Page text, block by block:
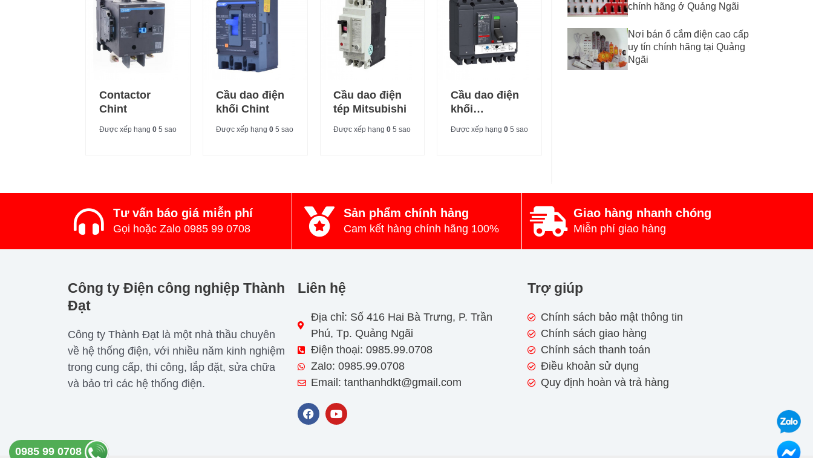
Contactor
Chint
Được xếp hạng 05 sao
Cầu dao điện
khối Chint
Được xếp hạng0 5 sao
Cầu dao điện
tép Mitsubishi
Được xếp hạng0 5 sao
Cầu dao điện
khối
Schneider
Được xếp hạng 05 sao
chính hãng ở Quảng Ngãi
Nơi bán ổ cắm điện cao cấp
uy tín chính hãng tại Quảng
Ngãi
Tư vấn báo giá miễn phí
Gọi hoặc Zalo 0985 99 0708
Sản phẩm chính hảng
Cam kết hàng chính hãng 100%
Giao hàng nhanh chóng
Miễn phí giao hàng
Công ty Điện công nghiệp Thành
Đạt
Công ty Thành Đạt là một nhà thầu chuyên
về hệ thống điện, với nhiều năm kinh nghiệm
trong cung cấp, thi công, lắp đặt, sửa chữa
và bảo trì các hệ thống điện.
Liên hệ
Địa chỉ: Số 416 Hai Bà Trưng, P. Trần
Phú, Tp. Quảng Ngãi
Điện thoại: 0985.99.0708
Zalo: 0985.99.0708
Email: tanthanhdkt@gmail.com
F
a
Y
o
Trợ giúp
Chính sách bảo mật thông tin
Chính sách giao hàng
Chính sách thanh toán
Điều khoản sử dụng
Quy định hoàn và trả hàng
0985 99 0708